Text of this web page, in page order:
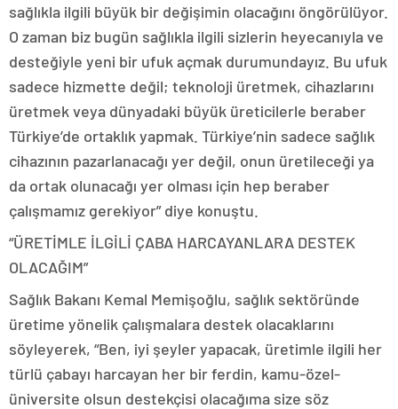
sağlıkla ilgili büyük bir değişimin olacağını öngörülüyor.
O zaman biz bugün sağlıkla ilgili sizlerin heyecanıyla ve
desteğiyle yeni bir ufuk açmak durumundayız. Bu ufuk
sadece hizmette değil; teknoloji üretmek, cihazlarını
üretmek veya dünyadaki büyük üreticilerle beraber
Türkiye’de ortaklık yapmak. Türkiye’nin sadece sağlık
cihazının pazarlanacağı yer değil, onun üretileceği ya
da ortak olunacağı yer olması için hep beraber
çalışmamız gerekiyor” diye konuştu.
“ÜRETİMLE İLGİLİ ÇABA HARCAYANLARA DESTEK
OLACAĞIM”
Sağlık Bakanı Kemal Memişoğlu, sağlık sektöründe
üretime yönelik çalışmalara destek olacaklarını
söyleyerek, “Ben, iyi şeyler yapacak, üretimle ilgili her
türlü çabayı harcayan her bir ferdin, kamu-özel-
üniversite olsun destekçisi olacağıma size söz